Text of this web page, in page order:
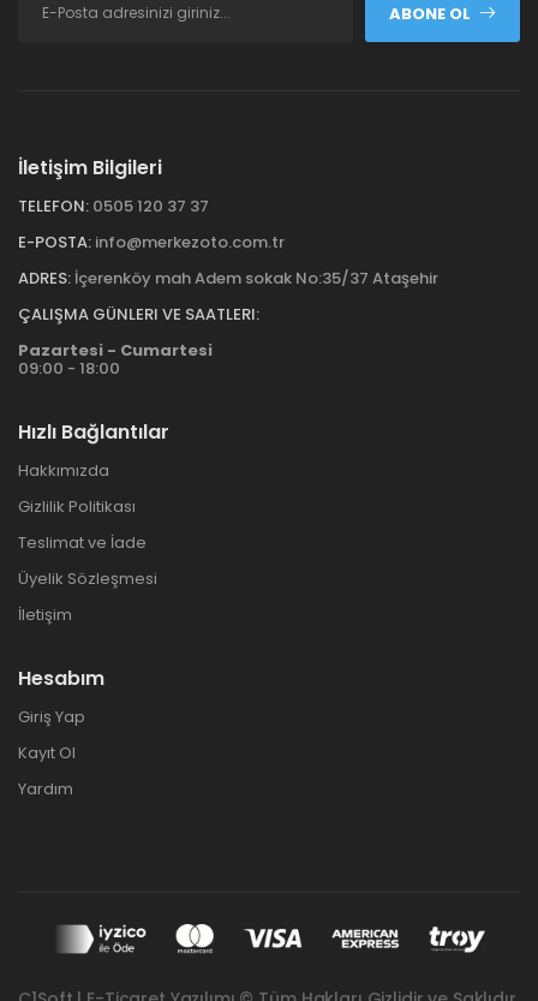
ABONE OL
İletişim Bilgileri
TELEFON: 0505 120 37 37
E-POSTA: info@merkezoto.com.tr
ADRES: İçerenköy mah Adem sokak No:35/37 Ataşehir
ÇALIŞMA GÜNLERI VE SAATLERI:
Pazartesi - Cumartesi
09:00 - 18:00
Hızlı Bağlantılar
Hakkımızda
Gizlilik Politikası
Teslimat ve İade
Üyelik Sözleşmesi
İletişim
Hesabım
Giriş Yap
Kayıt Ol
Yardım